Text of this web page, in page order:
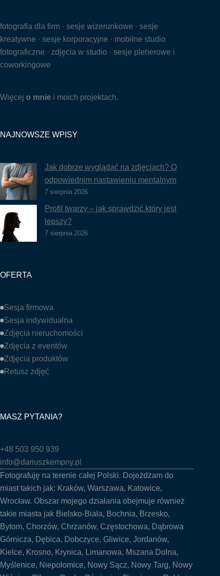
fotografia dla firm · sesje wizerunkowe · sesje
kreatywne · sesje korporacyjne · mobilne studio
fotograficzne · zdjęcia w studio · sesje plenerowe i
coworkingowe
Więcej o mnie i moich projektach.
NAJNOWSZE WPISY
Jak dobrze wyglądać na zdjęciach? O
odpowiednim nastawieniu mentalnym
7 sierpnia 2026
Profil twarzy – jak sprawdzić który jest
lepszy?
7 sierpnia 2026
OFERTA
Sesja firmowa
Sesja indywidualna
Zdjęcia nieruchomości
Zdjęcia z eventów
Zdjęcia produktów
Retusz zdjęć
MASZ PYTANIA?
+48 503 950 939
info@dariuszkempny.pl
Fotografuję na terenie całej Polski. Dojeżdżam do
miast takich jak: Kraków, Warszawa, Katowice,
Wrocław. Obszar mojego działania obejmuje również
takie miasta jak Bielsko-Biała, Bochnia, Brzesko,
Bytom, Chorzów, Chrzanów, Częstochowa, Dąbrowa
Górnicza, Dębica, Dobczyce, Gliwice, Jordanów,
Kielce, Krosno, Krynica, Limanowa, Mszana Dolna,
Myślenice, Niepołomice, Nowy Sącz, Nowy Targ, Nowy